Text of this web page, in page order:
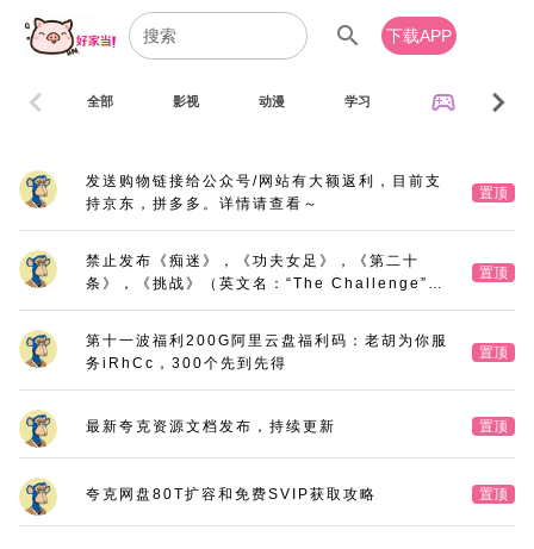
search 下载APP
全部 影视 动漫 学习 sports_esports
chevron_left chevron_right
发送购物链接给公众号/网站有大额返利，目前支
持京东，拼多多。详情请查看～
置顶
禁止发布《痴迷》，《功夫女足》，《第二十
条》，《挑战》（英文名：“The Challenge”，
又名：《深空拯救者》），《三大队》电影版
置顶
第十一波福利200G阿里云盘福利码：老胡为你服
务iRhCc，300个先到先得
置顶
最新夸克资源文档发布，持续更新 置顶
夸克网盘80T扩容和免费SVIP获取攻略 置顶